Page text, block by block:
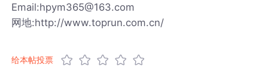
Email:hpym365@163.com
网地:http://www.toprun.com.cn/
给本帖投票